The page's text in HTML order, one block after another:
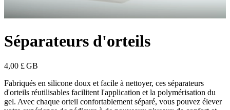
Séparateurs d'orteils
4,00 £ GB
Fabriqués en silicone doux et facile à nettoyer, ces séparateurs
d'orteils réutilisables facilitent l'application et la polymérisation du
gel. Avec chaque orteil confortablement séparé, vous pouvez élever